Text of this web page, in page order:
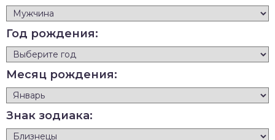
Год рождения:
Месяц рождения:
Знак зодиака: